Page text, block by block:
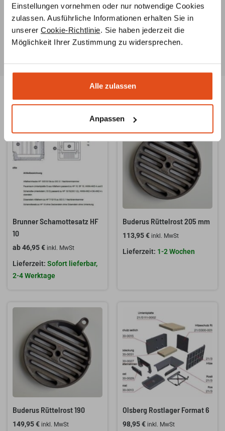
Einstellungen vornehmen oder nur notwendige Cookies
zulassen. Ausführliche Informationen erhalten Sie in
unserer Cookie-Richtlinie. Sie haben jederzeit die
Möglichkeit Ihrer Zustimmung zu widersprechen.
Alle zulassen
Anpassen
Unsere Ofenbauerberaten Sie umfassend zu
Ersatzteilen für Ihren Ofen oder Kamin und helfen Ihnen
auch bei der Suche nachspeziellen Teilen.
Ähnliche Produkte
Brunner Schamottesatz HF
10
ab46,95€ inkl. MwSt
Sofort lieferbar,
2-4 Werktage
Buderus Rüttelrost 205 mm
113,95€ inkl. MwSt
1-2 Wochen
Buderus Rüttelrost 190
149,95€ inkl. MwSt
Olsberg Rostlager Format 6
98,95€ inkl. MwSt